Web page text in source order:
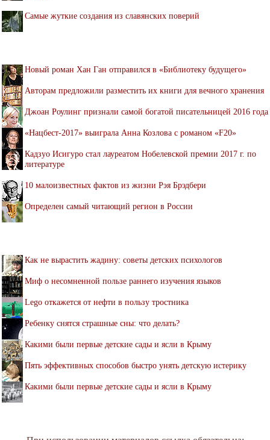
Самые жуткие создания из славянских поверий
Новый роман Хан Ган отправился в «Библиотеку будущего»
Авторам предложили разместить их книги для вечного хранения
Джоан Роулинг признали самой богатой писательницей 2016 года
«Нацбест-2017» выиграла Анна Козлова с романом «F20»
Кадзуо Исигуро стал лауреатом Нобелевской премии 2017 г. по
литературе
10 малоизвестных фактов из жизни Рэя Брэдбери
Определен самый читающий регион в России
Как не вырастить жадину: советы детских психологов
Миф о несомненной пользе раннего изучения языков
Lego откажется от нефти в пользу тростника
Ребенку снятся страшные сны: что делать?
Какими были первые детские сады и ясли в Крыму
Пять эффективных способов быстро унять детскую истерику
Какими были первые детские сады и ясли в Крыму